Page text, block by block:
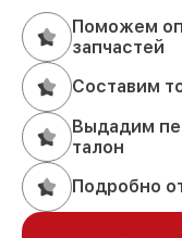
Поможем
запчастей
Составим
Выдадим
талон
Подробно